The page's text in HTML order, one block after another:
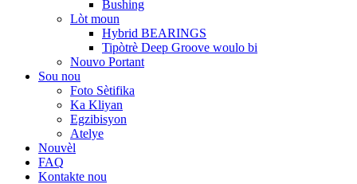
Bushing
Lòt moun
Hybrid BEARINGS
Tipòtrè Deep Groove woulo bi
Nouvo Portant
Sou nou
Foto Sètifika
Ka Kliyan
Egzibisyon
Atelye
Nouvèl
FAQ
Kontakte nou